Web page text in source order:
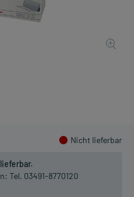
Nicht lieferbar
Tel. 03491-8770120